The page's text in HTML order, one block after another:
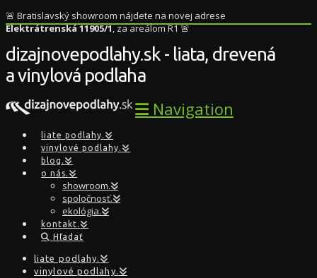
🚨 Bratislavský showroom nájdete na novej adrese
Elektrátrenská 11905/1, za areálom R1 🚨
dizajnovepodlahy.sk - liata, drevená
a vinylová podlaha
Navigation
liate podlahy.
vinylové podlahy.
blog.
o nás.
showroom.
spoločnosť.
ekológia.
kontakt.
Hľadať
liate podlahy.
vinylové podlahy.